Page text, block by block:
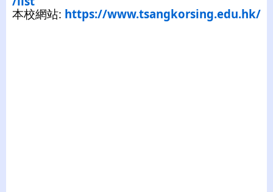
本校網站: https://www.tsangkorsing.edu.hk/